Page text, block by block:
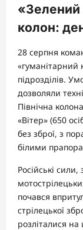
«Зелений
колон:
28 серпня
«гуманітарний
підрозділів.
дозволяли
Північна
«Вітер» (650
без зброї, з
білими
Російські
почався
стрілецької
розліталися